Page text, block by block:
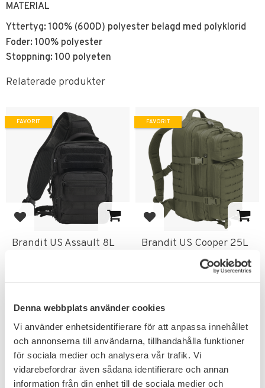
Denna webbplats använder cookies
Vi använder enhetsidentifierare för att anpassa innehållet
och annonserna till användarna, tillhandahålla funktioner
för sociala medier och analysera vår trafik. Vi
vidarebefordrar även sådana identifierare och annan
information från din enhet till de sociala medier och
MATERIAL
Yttertyg: 100% (600D) polyester belagd med polyklorid
Foder: 100% polyester
Stoppning: 100 polyeten
Relaterade produkter
Lägg till i favoriter
Brandit US Assault 8L
429KR
FAVORIT
Lägg till i favoriter
Brandit US Cooper 25L
Ryggsäck Lasercut
Slitstark polyester &
499KR
FAVORIT